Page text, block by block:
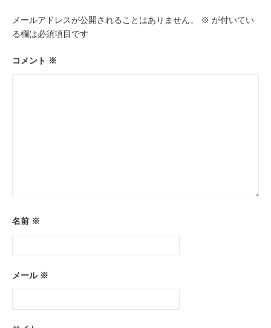
シ
ョ
ン
メールアドレスが公開されることはありません。 ※ が付いてい
る欄は必須項目です
コメント ※
名前 ※
メール ※